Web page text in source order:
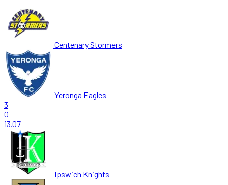
Centenary Stormers
Yeronga Eagles
3
0
13.07
Ipswich Knights